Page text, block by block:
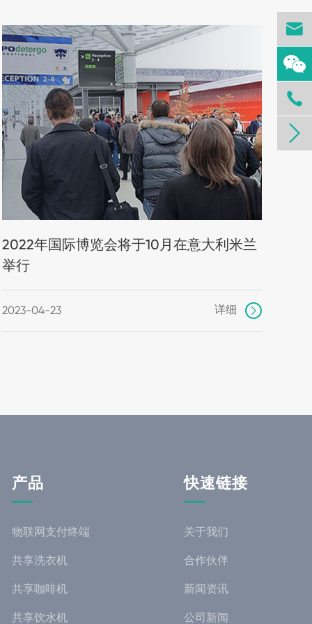
2022年国际博览会将于10月在意大利米兰
举行
2023-04-23 详细 
产品
物联网支付终端
共享洗衣机
共享咖啡机
共享饮水机
快速链接
关于我们
合作伙伴
新闻资讯
公司新闻


